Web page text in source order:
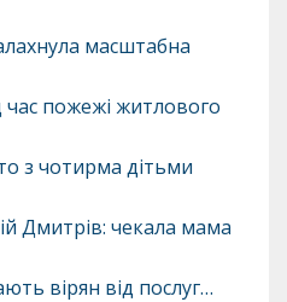
масштабна
пожежі житлового
з чотирма дітьми
Дмитрів: чекала мама
вірян від послуг…